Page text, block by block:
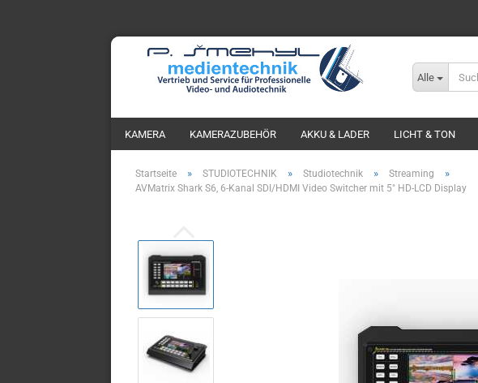
Alle
KAMERA KAMERAZUBEHÖR AKKU & LADER LICHT & TON
Startseite » STUDIOTECHNIK » Studiotechnik » Streaming »
AVMatrix Shark S6, 6-Kanal SDI/HDMI Video Switcher mit 5" HD-LCD Display